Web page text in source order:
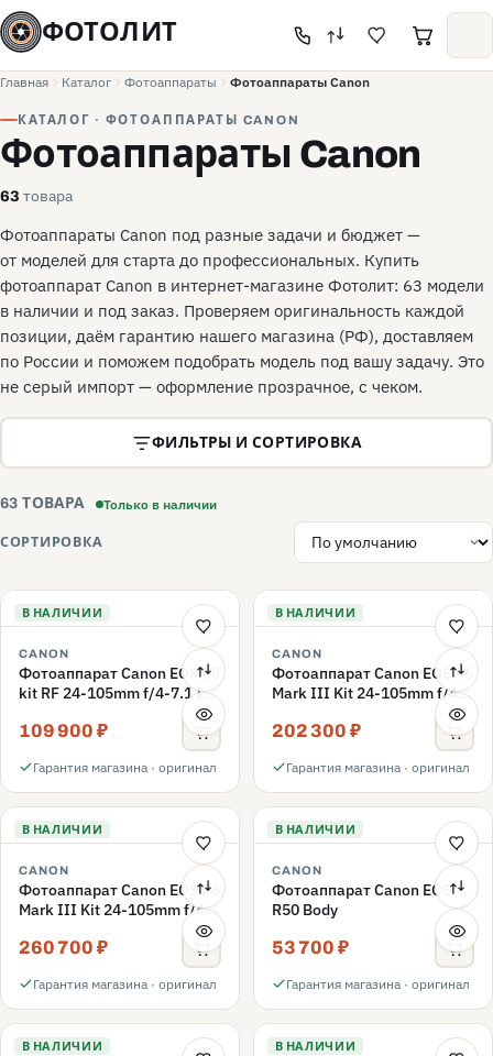
ФОТОЛИТ
Главная Каталог Фотоаппараты Фотоаппараты Canon
КАТАЛОГ · ФОТОАППАРАТЫ CANON
Фотоаппараты Canon
63 товара
Фотоаппараты Canon под разные задачи и бюджет —
от моделей для старта до профессиональных. Купить
фотоаппарат Canon в интернет-магазине Фотолит: 63 модели
в наличии и под заказ. Проверяем оригинальность каждой
позиции, даём гарантию нашего магазина (РФ), доставляем
по России и поможем подобрать модель под вашу задачу. Это
не серый импорт — оформление прозрачное, с чеком.
ФИЛЬТРЫ И СОРТИРОВКА
63 ТОВАРА Только в наличии
СОРТИРОВКА
В НАЛИЧИИ
CANON
Фотоаппарат Canon EOS R8
kit RF 24-105mm f/4-7.1 IS
109 900 ₽
Гарантия магазина · оригинал
В НАЛИЧИИ
CANON
Фотоаппарат Canon EOS R6
Mark III Kit 24-105mm f/4–
202 300 ₽
Гарантия магазина · оригинал
В НАЛИЧИИ
CANON
Фотоаппарат Canon EOS R6
Mark III Kit 24-105mm f/4L
260 700 ₽
Гарантия магазина · оригинал
В НАЛИЧИИ
CANON
Фотоаппарат Canon EOS
R50 Body
53 700 ₽
Гарантия магазина · оригинал
В НАЛИЧИИ В НАЛИЧИИ